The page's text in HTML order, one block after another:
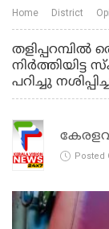
Home District
തളിപ്പറമ്പിൽ
പറിച്ചു
Posted